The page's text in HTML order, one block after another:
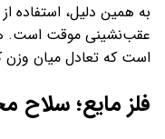
به همین دلیل، استفاده
عقب‌نشینی موقت است.
است که تعادل میان وزن
فلز مایع؛ سلاح